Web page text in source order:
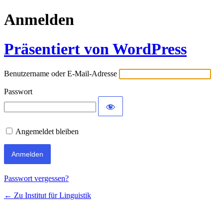
Anmelden
Präsentiert von WordPress
Benutzername oder E-Mail-Adresse
Passwort
Angemeldet bleiben
Passwort vergessen?
← Zu Institut für Linguistik